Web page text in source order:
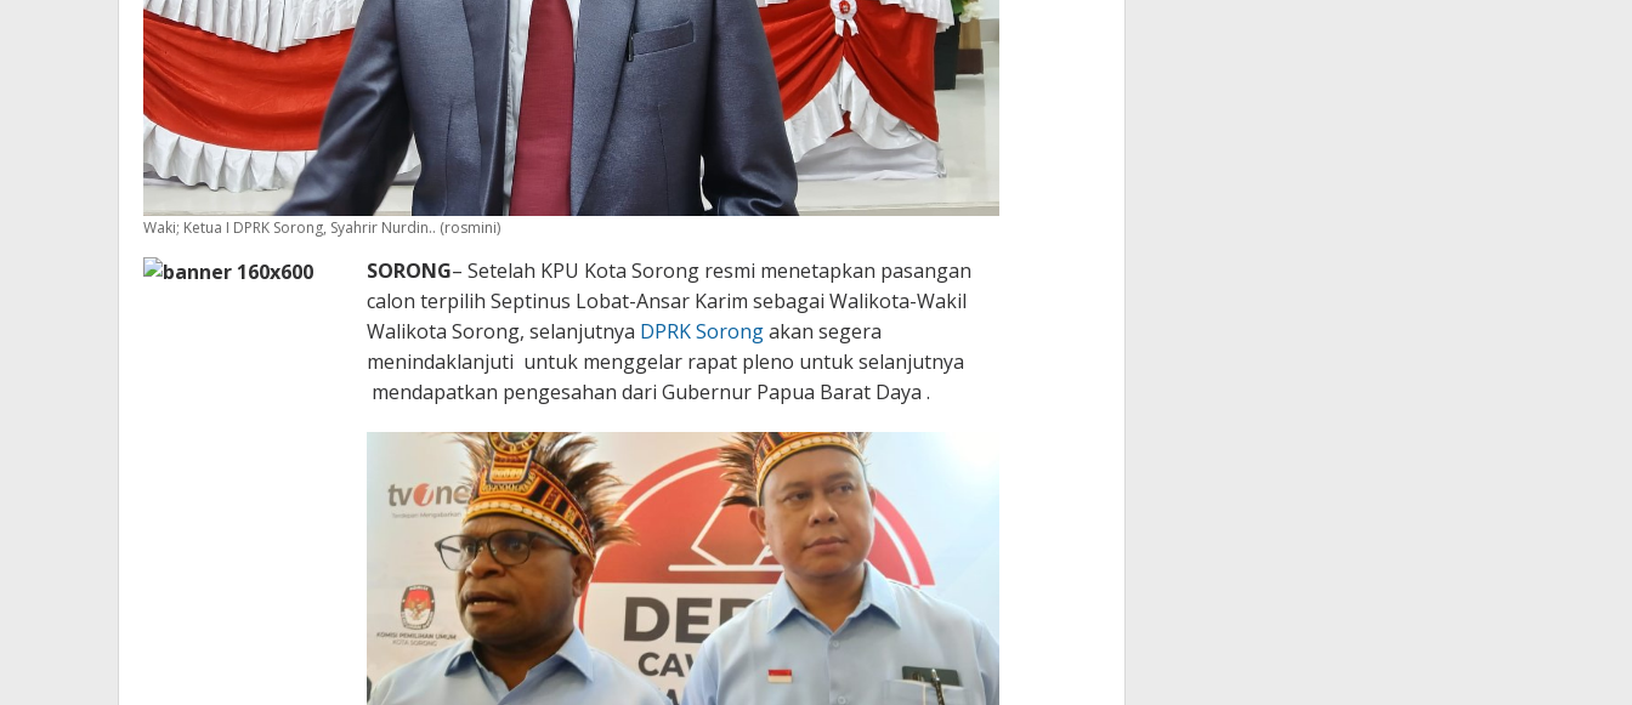
Waki; Ketua I DPRK Sorong, Syahrir Nurdin.. (rosmini)
SORONG– Setelah KPU Kota Sorong resmi menetapkan pasangan
calon terpilih Septinus Lobat-Ansar Karim sebagai Walikota-Wakil
Walikota Sorong, selanjutnya DPRK Sorongakan segera
menindaklanjuti untuk menggelar rapat pleno untuk selanjutnya
mendapatkan pengesahan dari Gubernur Papua Barat Daya .